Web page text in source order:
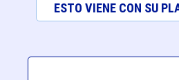
ESTO VIENE CON SU